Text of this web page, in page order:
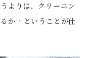
よりは、クリーニン
か…ということが仕